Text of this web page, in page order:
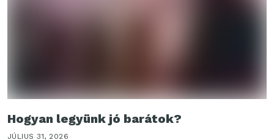
Hogyan legyünk jó barátok?
JÚLIUS 31, 2026